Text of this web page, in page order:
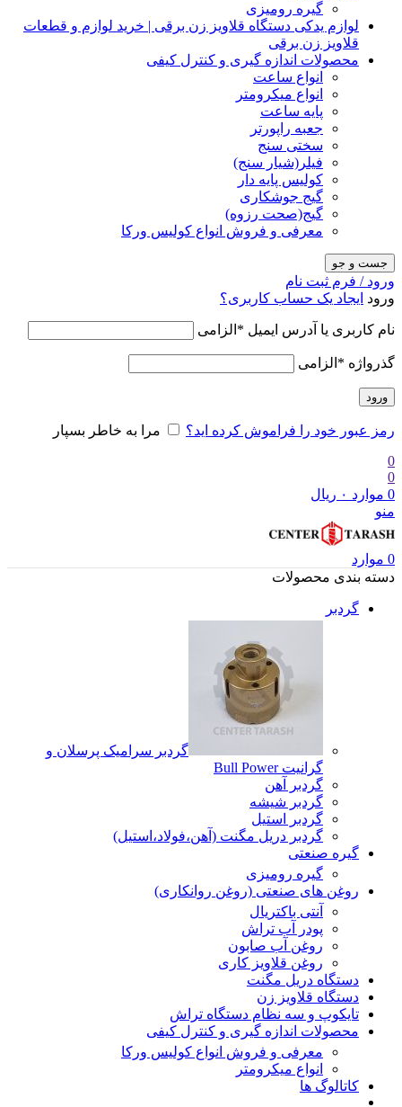
گیره رومیزی
لوازم یدکی دستگاه قلاویز زن برقی | خرید لوازم و قطعات
قلاویز زن برقی
محصولات اندازه گیری و کنترل کیفی
انواع ساعت
انواع میکرومتر
پایه ساعت
جعبه راپورتر
سختی سنج
فیلر(شیار سنج)
کولیس پایه دار
گیج جوشکاری
گیج(صحت رزوه)
معرفی و فروش انواع کولیس ورکا
جست و جو
ورود / فرم ثبت نام
ورود ایجاد یک حساب کاربری؟
نام کاربری یا آدرس ایمیل * الزامی
گذرواژه * الزامی
ورود
رمز عبور خود را فراموش کرده اید؟
مرا به خاطر بسپار
0
0
0 موارد ۰ ریال
منو
0 موارد
دسته بندی محصولات
گردبر
گردبر سرامیک پرسلان و
گرانیت Bull Power
گردبر آهن
گردبر شیشه
گردبر استیل
گردبر دریل مگنت (آهن،فولاد،استیل)
گیره صنعتی
گیره رومیزی
روغن های صنعتی (روغن روانکاری)
آنتی باکتریال
پودر آب تراش
روغن آب صابون
روغن قلاویز کاری
دستگاه دریل مگنت
دستگاه قلاویز زن
تایکوپ و سه نظام دستگاه تراش
محصولات اندازه گیری و کنترل کیفی
معرفی و فروش انواع کولیس ورکا
انواع میکرومتر
کاتالوگ ها